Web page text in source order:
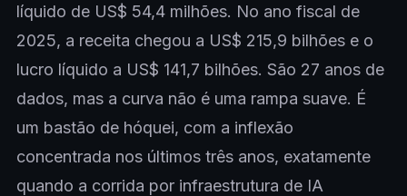
líquido de US$ 54,4 milhões. No ano fiscal de
2025, a receita chegou a US$ 215,9 bilhões e o
lucro líquido a US$ 141,7 bilhões. São 27 anos de
dados, mas a curva não é uma rampa suave. É
um bastão de hóquei, com a inflexão
concentrada nos últimos três anos, exatamente
quando a corrida por infraestrutura de IA